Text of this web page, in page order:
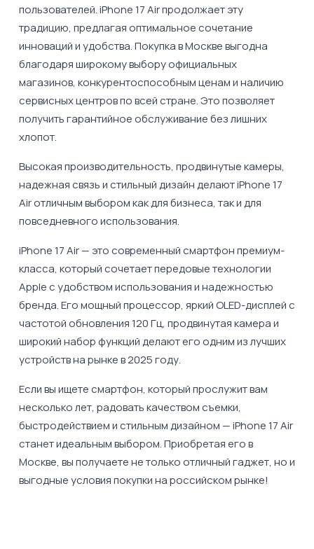
пользователей. iPhone 17 Air продолжает эту
традицию, предлагая оптимальное сочетание
инноваций и удобства. Покупка в Москве выгодна
благодаря широкому выбору официальных
магазинов, конкурентоспособным ценам и наличию
сервисных центров по всей стране. Это позволяет
получить гарантийное обслуживание без лишних
хлопот.
Высокая производительность, продвинутые камеры,
надежная связь и стильный дизайн делают iPhone 17
Air отличным выбором как для бизнеса, так и для
повседневного использования.
iPhone 17 Air — это современный смартфон премиум-
класса, который сочетает передовые технологии
Apple с удобством использования и надежностью
бренда. Его мощный процессор, яркий OLED-дисплей с
частотой обновления 120 Гц, продвинутая камера и
широкий набор функций делают его одним из лучших
устройств на рынке в 2025 году.
Если вы ищете смартфон, который прослужит вам
несколько лет, радовать качеством съемки,
быстродействием и стильным дизайном — iPhone 17 Air
станет идеальным выбором. Приобретая его в
Москве, вы получаете не только отличный гаджет, но и
выгодные условия покупки на российском рынке!